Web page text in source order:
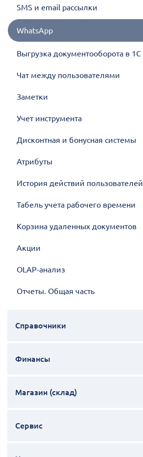
SMS и email рассылки
WhatsApp
Выгрузка документооборота в 1С
Чат между пользователями
Заметки
Учет инструмента
Дисконтная и бонусная системы
Атрибуты
История действий пользователей
Табель учета рабочего времени
Корзина удаленных документов
Акции
OLAP-анализ
Отчеты. Общая часть
Справочники
Финансы
Магазин (cклад)
Сервис